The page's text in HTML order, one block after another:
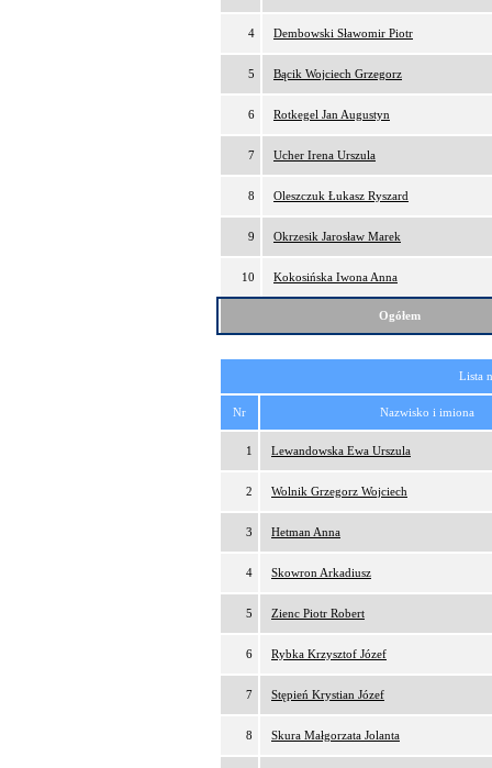
4 Dembowski Sławomir Piotr
5 Bącik Wojciech Grzegorz
6 Rotkegel Jan Augustyn
7 Ucher Irena Urszula
8 Oleszczuk Łukasz Ryszard
9 Okrzesik Jarosław Marek
10 Kokosińska Iwona Anna
Ogółem
Lista
Nr Nazwisko i imiona
1 Lewandowska Ewa Urszula
2 Wolnik Grzegorz Wojciech
3 Hetman Anna
4 Skowron Arkadiusz
5 Zienc Piotr Robert
6 Rybka Krzysztof Józef
7 Stępień Krystian Józef
8 Skura Małgorzata Jolanta